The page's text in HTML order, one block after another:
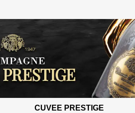
CUVEE PRESTIGE